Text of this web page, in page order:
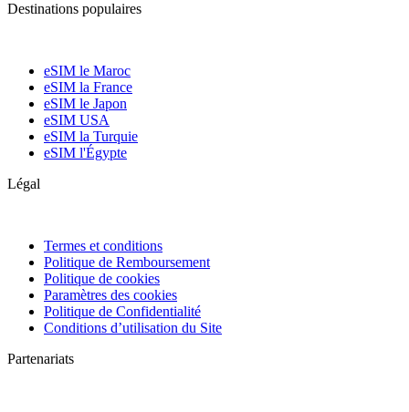
Destinations populaires
eSIM le Maroc
eSIM la France
eSIM le Japon
eSIM USA
eSIM la Turquie
eSIM l'Égypte
Légal
Termes et conditions
Politique de Remboursement
Politique de cookies
Paramètres des cookies
Politique de Confidentialité
Conditions d’utilisation du Site
Partenariats